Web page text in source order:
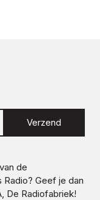
Verzend
de
Radio? Geef je dan
De Radiofabriek!